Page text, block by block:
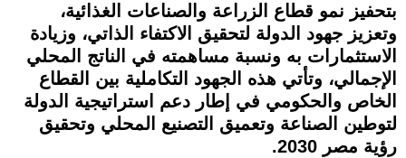
بتحفيز نمو قطاع الزراعة والصناعات الغذائية،
وتعزيز جهود الدولة لتحقيق الاكتفاء الذاتي، وزيادة
الاستثمارات به ونسبة مساهمته في الناتج المحلي
الإجمالي، وتأتي هذه الجهود التكاملية بين القطاع
الخاص والحكومي في إطار دعم استراتيجية الدولة
لتوطين الصناعة وتعميق التصنيع المحلي وتحقيق
رؤية مصر 2030.